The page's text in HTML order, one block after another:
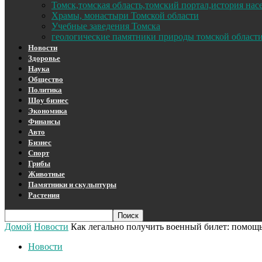
Томск,томская область,томский портал,история
Храмы, монастыри Томской области
Учебные заведения Томска
геологические памятники природы томской области
Новости
Здоровье
Наука
Общество
Политика
Шоу бизнес
Экономика
Финансы
Авто
Бизнес
Спорт
Грибы
Животные
Памятники и скульптуры
Растения
Домой Новости Как легально получить военный билет:
Новости